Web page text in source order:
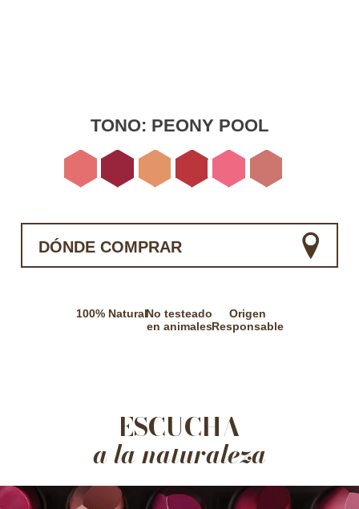
TONO: PEONY POOL
DÓNDE COMPRAR
100% NaturalNo testeado
en animales
Origen
Responsable
ESCUCHA
a la naturaleza